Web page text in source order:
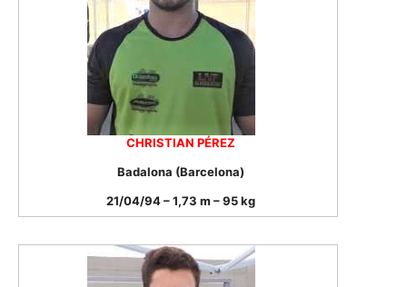
CHRISTIAN PÉREZ
Badalona (Barcelona)
21/04/94 – 1,73 m – 95 kg